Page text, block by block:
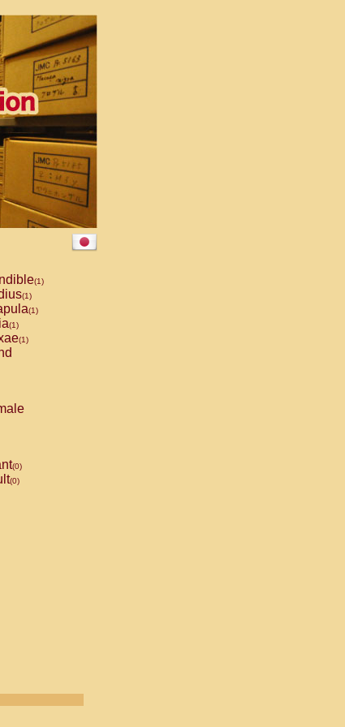
(1)
(1)
(1)
(1)
(1)
(0)
(0)